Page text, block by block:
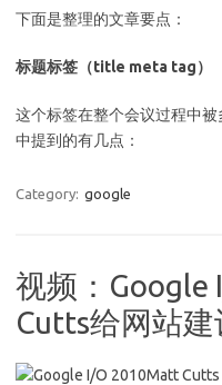
下面是整理的文章要点：
标题标签（title meta tag）
这个标签在整个会议过程中
中提到的有几点：
Category: google
视频：Google
Cutts给网站建
Matt Cutts